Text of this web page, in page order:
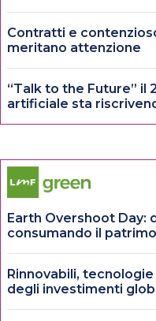
Contratti e
meritano attenzione
“Talk to the Future” il
artificiale sta
Earth Overshoot Day:
consumando il
Rinnovabili,
degli investimenti